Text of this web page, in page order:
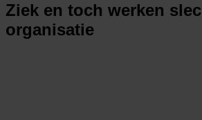
Ziek en toch werken
organisatie